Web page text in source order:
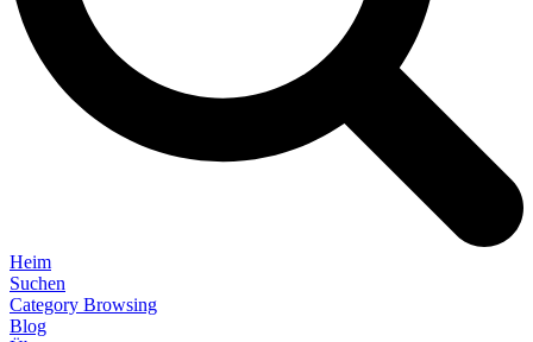
Heim
Suchen
Category Browsing
Blog